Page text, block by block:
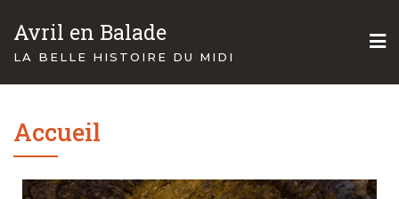
Avril en Balade
LA BELLE HISTOIRE DU MIDI
Accueil